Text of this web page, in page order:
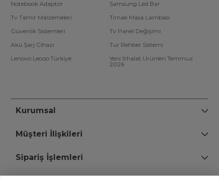
Notebook Adaptör
Samsung Led Bar
Tv Tamir Malzemeleri
Tırnak Masa Lambası
Güvenlik Sistemleri
Tv Panel Değişimi
Akü Şarj Cihazı
Tur Rehber Sistemi
Lenovo Lecoo Türkiye
Yeni İthalat Ürünleri Temmuz
2026
Kurumsal
Müşteri İlişkileri
Sipariş İşlemleri